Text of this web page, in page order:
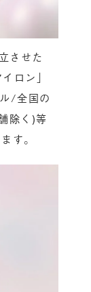
させた
ロン」
/全国の
除く)等
す。